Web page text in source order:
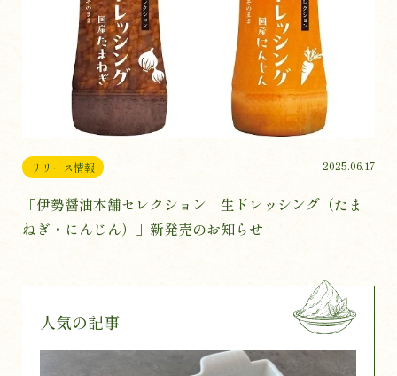
リリース情報 2025.06.17
「伊勢醤油本舗セレクション 生ドレッシング（たま
ねぎ・にんじん）」新発売のお知らせ
人気の記事